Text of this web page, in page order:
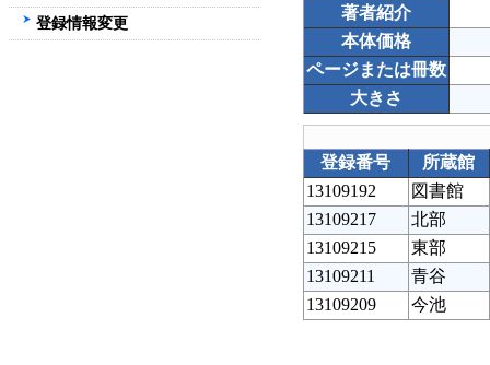
著者紹介
本体価格
ページまたは冊数
大きさ
登録番号
所蔵館
13109192
図書館
13109217
北部
13109215
東部
13109211
青谷
13109209
今池
登録情報変更